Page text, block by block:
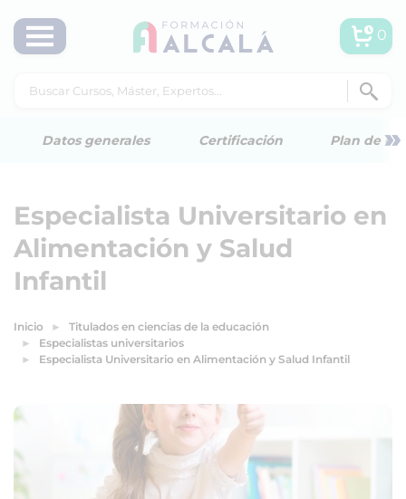
0
Datos generales Certificación Plan de »
Especialista Universitario en
Alimentación y Salud
Infantil
Inicio
Titulados en ciencias de la educación
Especialistas universitarios
Especialista Universitario en Alimentación y Salud Infantil